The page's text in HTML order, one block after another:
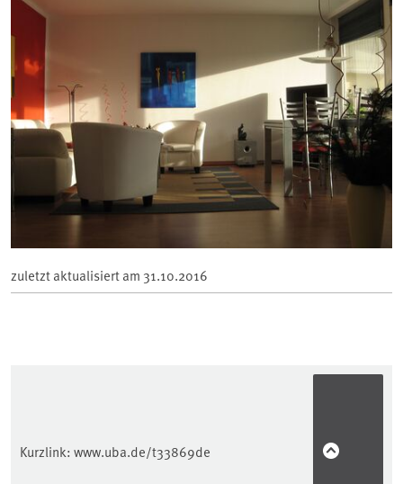
zuletzt aktualisiert am 31.10.2016
Kurzlink: www.uba.de/t33869de